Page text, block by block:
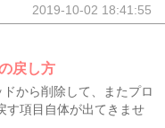
2019-10-02 18:41:55
戻し方
から削除して、またプロ
す項目自体が出てきませ